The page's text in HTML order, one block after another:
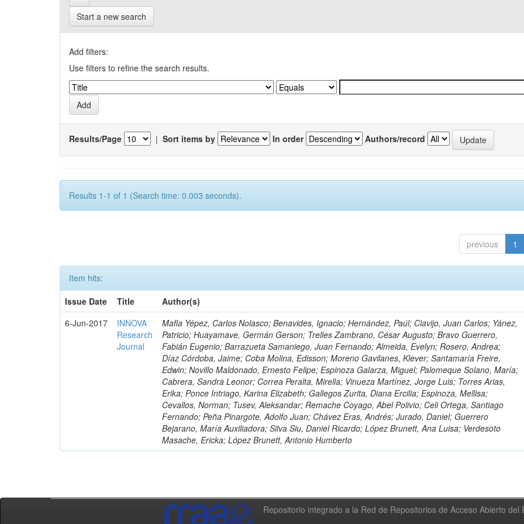
Start a new search
Add filters:
Use filters to refine the search results.
Results/Page | Sort items by In order Authors/record
Results 1-1 of 1 (Search time: 0.003 seconds).
previous 1
Item hits:
Issue Date
Title
Author(s)
6-Jun-2017
INNOVA
Research
Journal
Mafla Yépez, Carlos Nolasco; Benavides, Ignacio; Hernández, Paúl; Clavijo, Juan Carlos; Yánez,
Patricio; Huayamave, Germán Gerson; Trelles Zambrano, César Augusto; Bravo Guerrero,
Fabián Eugenio; Barrazueta Samaniego, Juan Fernando; Almeida, Evelyn; Rosero, Andrea;
Díaz Córdoba, Jaime; Coba Molina, Edisson; Moreno Gavilanes, Klever; Santamaría Freire,
Edwin; Novillo Maldonado, Ernesto Felipe; Espinoza Galarza, Miguel; Palomeque Solano, María;
Cabrera, Sandra Leonor; Correa Peralta, Mirella; Vinueza Martínez, Jorge Luis; Torres Arias,
Erika; Ponce Intriago, Karina Elizabeth; Gallegos Zurita, Diana Ercilia; Espinoza, Mellisa;
Cevallos, Norman; Tusev, Aleksandar; Remache Coyago, Abel Polivio; Celi Ortega, Santiago
Fernando; Peña Pinargote, Adolfo Juan; Chávez Eras, Andrés; Jurado, Daniel; Guerrero
Bejarano, María Auxiliadora; Silva Siu, Daniel Ricardo; López Brunett, Ana Luisa; Verdesoto
Masache, Ericka; López Brunett, Antonio Humberto
Repositorio integrado a la Red de Repositorios de Acceso Abierto del